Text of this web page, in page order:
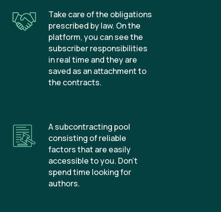
Take care of the obligations
prescribed by law. On the
platform, you can see the
subscriber responsibilities
in real time and they are
saved as an attachment to
the contracts.
A subcontracting pool
consisting of reliable
factors that are easily
accessible to you. Don’t
spend time looking for
authors.